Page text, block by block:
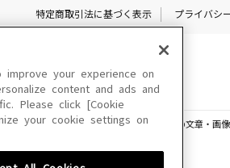
特定商取引法に基づく表示 プライバシ
このサイトに掲載されている一切の文章・画
improve your experience on
content and ads and
Please click [Cookie
your cookie settings on